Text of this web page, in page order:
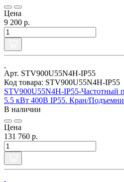
Цена
9 200 р.
Арт. STV900U55N4H-IP55
Код товара: STV900U55N4H-IP55
STV900U55N4H-IP55-Частотный
5.5 кВт 400В IP55. Кран/
В наличии
Цена
131 760 р.